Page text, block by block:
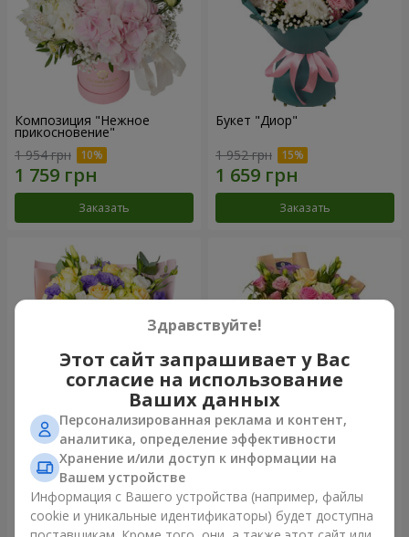
Композиция "Нежное
прикосновение"
1 954 грн
Заказать
Букет "Диор"
1 952 грн
Заказать
Букет "Цветные сны"
3 856 грн
Заказать
Букет "Цветочное Selfie!"
Заказать
Здравствуйте!
Этот сайт запрашивает у Вас
согласие на использование
Ваших данных
Персонализированная реклама и контент,
аналитика, определение эффективности
Хранение и/или доступ к информации на
Вашем устройстве
Информация с Вашего устройства (например, файлы
cookie и уникальные идентификаторы) будет доступна